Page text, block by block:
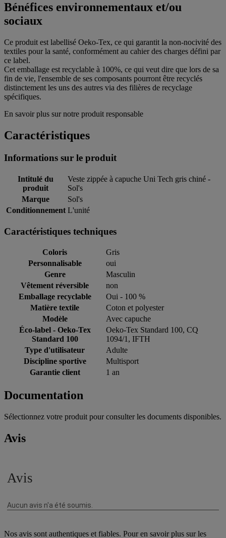
Bénéfices environnementaux et/ou
sociaux
Ce produit est labellisé Oeko-Tex, ce qui garantit la non-nocivité des
textiles pour la santé, conformément au cahier des charges défini par
ce label.
Cet emballage est recyclable à 100%, ce qui veut dire que lors de sa
fin de vie, l'ensemble de ses composants pourront être recyclés
distinctement les uns des autres via des filières de recyclage
spécifiques.
En savoir plus sur notre produit responsable
Caractéristiques
Informations sur le produit
Intitulé du
produit
Veste zippée à capuche Uni Tech gris chiné -
Sol's
Marque
Sol's
Conditionnement L'unité
Caractéristiques techniques
Coloris
Gris
Personnalisable
oui
Genre
Masculin
Vêtement réversible
non
Emballage recyclable
Oui - 100 %
Matière textile
Coton et polyester
Modèle
Avec capuche
Éco-label - Oeko-Tex
Standard 100
Oeko-Tex Standard 100, CQ
1094/1, IFTH
Type d'utilisateur
Adulte
Discipline sportive
Multisport
Garantie client
1 an
Documentation
Sélectionnez votre produit pour consulter les documents disponibles.
Avis
Nos avis sont authentiques et fiables. Pour en savoir plus sur les